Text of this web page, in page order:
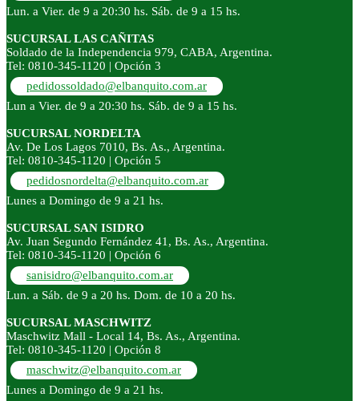
Lun. a Vier. de 9 a 20:30 hs. Sáb. de 9 a 15 hs.
SUCURSAL LAS CAÑITAS
Soldado de la Independencia 979, CABA, Argentina.
Tel: 0810-345-1120 | Opción 3
pedidossoldado@elbanquito.com.ar
Lun a Vier. de 9 a 20:30 hs. Sáb. de 9 a 15 hs.
SUCURSAL NORDELTA
Av. De Los Lagos 7010, Bs. As., Argentina.
Tel: 0810-345-1120 | Opción 5
pedidosnordelta@elbanquito.com.ar
Lunes a Domingo de 9 a 21 hs.
SUCURSAL SAN ISIDRO
Av. Juan Segundo Fernández 41, Bs. As., Argentina.
Tel: 0810-345-1120 | Opción 6
sanisidro@elbanquito.com.ar
Lun. a Sáb. de 9 a 20 hs. Dom. de 10 a 20 hs.
SUCURSAL MASCHWITZ
Maschwitz Mall - Local 14, Bs. As., Argentina.
Tel: 0810-345-1120 | Opción 8
maschwitz@elbanquito.com.ar
Lunes a Domingo de 9 a 21 hs.